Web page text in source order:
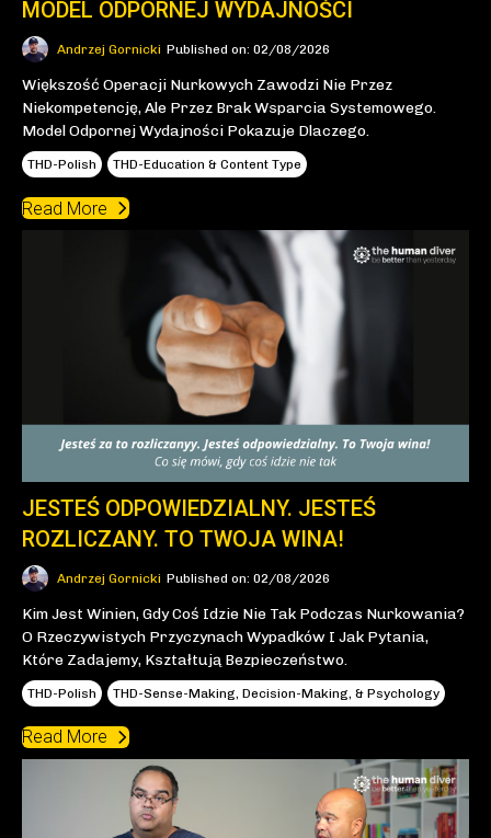
MODEL ODPORNEJ WYDAJNOŚCI
Andrzej Gornicki Published on: 02/08/2026
Większość Operacji Nurkowych Zawodzi Nie Przez
Niekompetencję, Ale Przez Brak Wsparcia Systemowego.
Model Odpornej Wydajności Pokazuje Dlaczego.
THD-Polish THD-Education & Content Type
Read More
JESTEŚ ODPOWIEDZIALNY. JESTEŚ
ROZLICZANY. TO TWOJA WINA!
Andrzej Gornicki Published on: 02/08/2026
Kim Jest Winien, Gdy Coś Idzie Nie Tak Podczas Nurkowania?
O Rzeczywistych Przyczynach Wypadków I Jak Pytania,
Które Zadajemy, Kształtują Bezpieczeństwo.
THD-Polish THD-Sense-Making, Decision-Making, & Psychology
Read More